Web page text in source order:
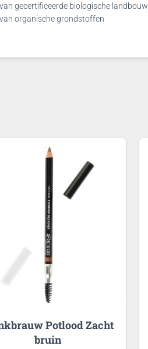
gecertificeerde biologische landbouw
organische grondstoffen
Potlood Zacht
bruin